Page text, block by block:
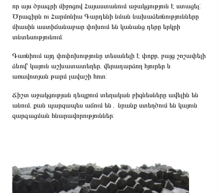
որ այս ծրագրի միջոցով Հայաստանում աջակցություն է ստացել:
Ծրագիրն ու Հարմոնիա Գարդենի նման նախաձեռնությունները
միասին աստիճանաբար փոխում են կանանց դերը երկրի
տնտեսությունում:
Գառնիում այդ փոփոխությունը տեսանելի է փոքր, բայց շոշափելի
ձևով՝ կայուն աշխատատեղեր, վերադարձող հյուրեր և
առավոտյան թարմ լավաշի հոտ:
Ճիշտ աջակցության դեպքում տեղական բիզնեսները ավելին են
անում, քան պարզապես աճում են․ նրանք ստեղծում են կայուն
զարգացման հնարավորություններ: